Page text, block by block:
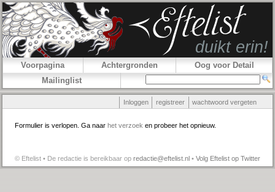
Voorpagina Achtergronden
Oog voor Detail
Mailinglist
Inloggen registreer wachtwoord vergeten
Formulier is verlopen. Ga naar het verzoek en probeer het opnieuw.
© Eftelist • De redactie is bereikbaar op redactie@eftelist.nl • Volg Eftelist op Twitter